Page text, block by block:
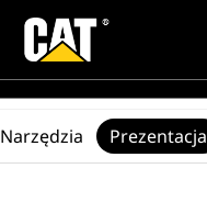
Narzędzia Prezentacja